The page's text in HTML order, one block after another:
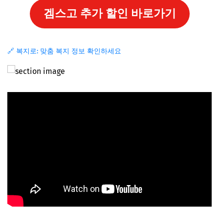
겜스고 추가 할인 바로가기
🔗 복지로: 맞춤 복지 정보 확인하세요